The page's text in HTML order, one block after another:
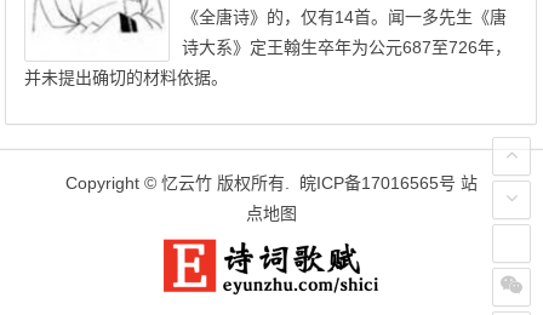
《全唐诗》的，仅有14首。闻一多先生《唐
诗大系》定王翰生卒年为公元687至726年，
并未提出确切的材料依据。
Copyright © 忆云竹 版权所有. 皖ICP备17016565号 站
点地图